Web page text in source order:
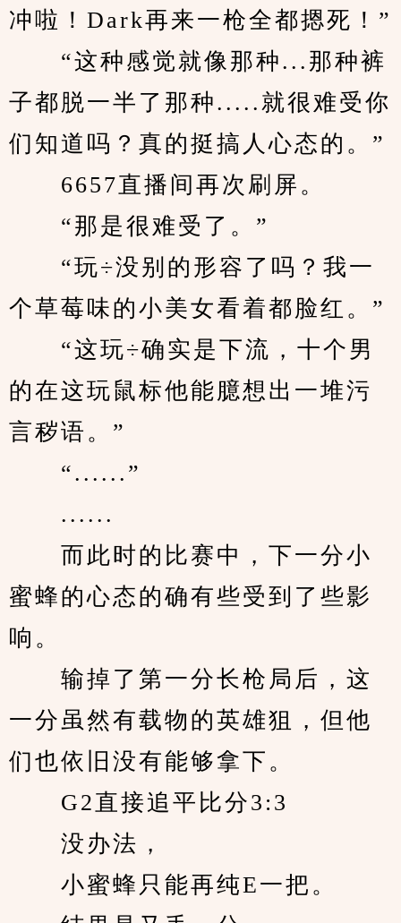
冲啦！Dark再来一枪全都摁死！”
“这种感觉就像那种...那种裤
子都脱一半了那种.....就很难受你
们知道吗？真的挺搞人心态的。”
6657直播间再次刷屏。
“那是很难受了。”
“玩÷没别的形容了吗？我一
个草莓味的小美女看着都脸红。”
“这玩÷确实是下流，十个男
的在这玩鼠标他能臆想出一堆污
言秽语。”
“......”
......
而此时的比赛中，下一分小
蜜蜂的心态的确有些受到了些影
响。
输掉了第一分长枪局后，这
一分虽然有载物的英雄狙，但他
们也依旧没有能够拿下。
G2直接追平比分3:3
没办法，
小蜜蜂只能再纯E一把。